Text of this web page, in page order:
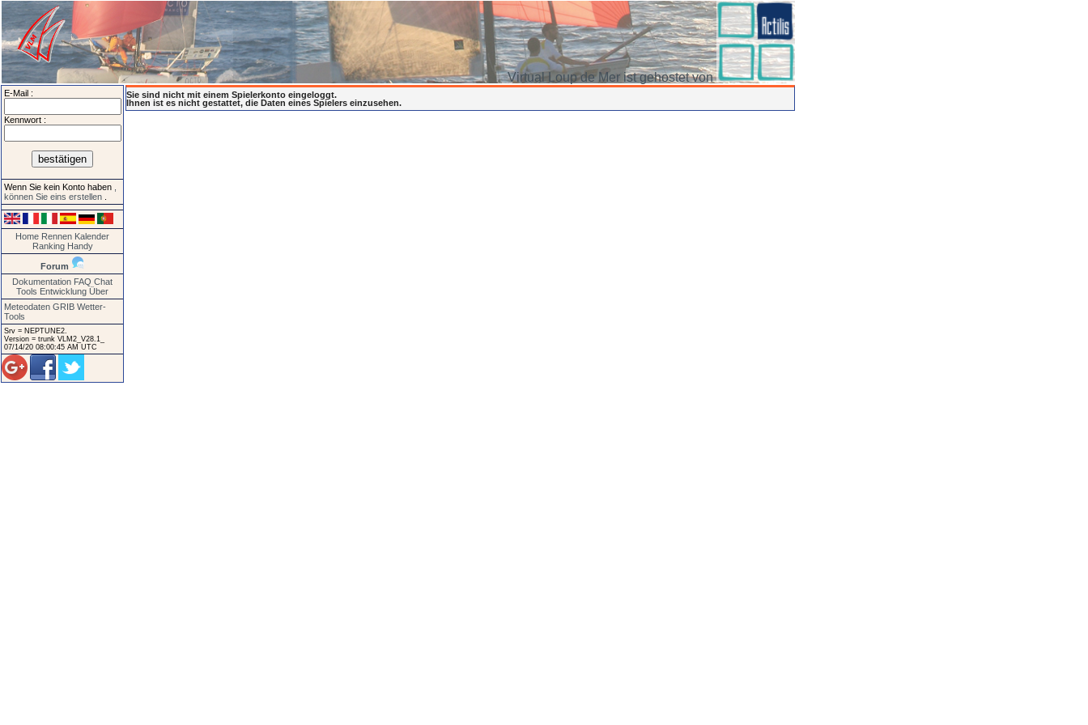
Virtual Loup de Mer ist gehostet von
E-Mail :
Kennwort :
Wenn Sie kein Konto haben
können Sie eins erstellen
Home Rennen Kalender
Ranking Handy
Forum
Dokumentation FAQ Chat
Tools Entwicklung Über
Meteodaten GRIB Wetter-
Tools
Srv = NEPTUNE2.
Version = trunk VLM2_V28.1_
07/14/20 08:00:45 AM UTC
Sie sind nicht mit einem Spielerkonto eingeloggt.
Ihnen ist es nicht gestattet, die Daten eines Spielers einzusehen.